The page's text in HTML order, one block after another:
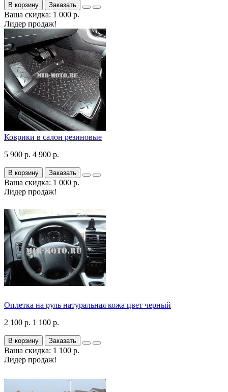
В корзину Заказать
Ваша скидка: 1 000 р.
Лидер продаж!
Коврики в салон резиновые
5 900 р. 4 900 р.
В корзину Заказать
Ваша скидка: 1 000 р.
Лидер продаж!
Оплетка на руль натуральная кожа цвет черный
2 100 р. 1 100 р.
В корзину Заказать
Ваша скидка: 1 100 р.
Лидер продаж!